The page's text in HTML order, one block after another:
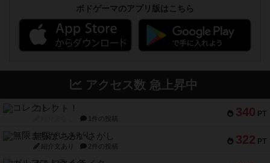
ボドゲーマのアプリ版はこちら
アクセス数 急上昇中
340 PT
コレクト！
1件の投稿
322 PT
無限まちがいさがし
紹介文あり 2件の投稿